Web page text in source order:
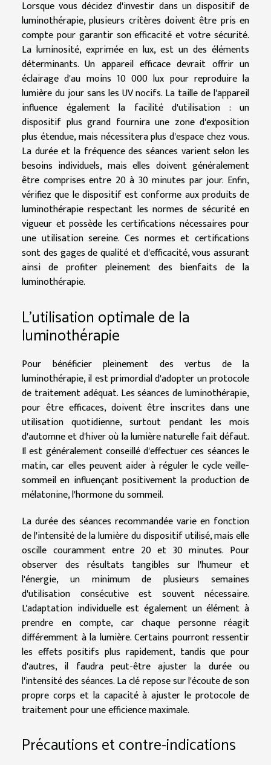
Lorsque vous décidez d'investir dans un dispositif de
luminothérapie, plusieurs critères doivent être pris en
compte pour garantir son efficacité et votre sécurité.
La luminosité, exprimée en lux, est un des éléments
déterminants. Un appareil efficace devrait offrir un
éclairage d'au moins 10 000 lux pour reproduire la
lumière du jour sans les UV nocifs. La taille de l'appareil
influence également la facilité d'utilisation : un
dispositif plus grand fournira une zone d'exposition
plus étendue, mais nécessitera plus d'espace chez vous.
La durée et la fréquence des séances varient selon les
besoins individuels, mais elles doivent généralement
être comprises entre 20 à 30 minutes par jour. Enfin,
vérifiez que le dispositif est conforme auxproduits de
luminothérapie respectant les normes de sécurité en
vigueur et possède les certifications nécessaires pour
une utilisation sereine. Ces normes et certifications
sont des gages de qualité et d'efficacité, vous assurant
ainsi de profiter pleinement des bienfaits de la
luminothérapie.
L'utilisation optimale de la
luminothérapie
Pour bénéficier pleinement des vertus de la
luminothérapie, il est primordial d'adopter un protocole
de traitement adéquat. Les séances de luminothérapie,
pour être efficaces, doivent être inscrites dans une
utilisation quotidienne, surtout pendant les mois
d'automne et d'hiver où la lumière naturelle fait défaut.
Il est généralement conseillé d'effectuer ces séances le
matin, car elles peuvent aider à réguler le cycle veille-
sommeil en influençant positivement la production de
mélatonine, l'hormone du sommeil.
La durée des séances recommandée varie en fonction
de l'intensité de la lumière du dispositif utilisé, mais elle
oscille couramment entre 20 et 30 minutes. Pour
observer des résultats tangibles sur l'humeur et
l'énergie, un minimum de plusieurs semaines
d'utilisation consécutive est souvent nécessaire.
L'adaptation individuelle est également un élément à
prendre en compte, car chaque personne réagit
différemment à la lumière. Certains pourront ressentir
les effets positifs plus rapidement, tandis que pour
d'autres, il faudra peut-être ajuster la durée ou
l'intensité des séances. La clé repose sur l'écoute de son
propre corps et la capacité à ajuster le protocole de
traitement pour une efficience maximale.
Précautions et contre-indications